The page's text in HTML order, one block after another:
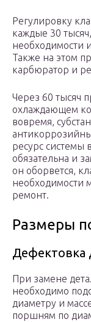
Регулировку
каждые 30
необходимости
Также на этом
карбюратор и
Через 60 тысяч
охлаждающем
вовремя,
ресурс системы
обязательна и
он оборвется,
необходимости
ремонт.
Размеры
Дефектовка
При замене
необходимо
диаметру и
поршням по